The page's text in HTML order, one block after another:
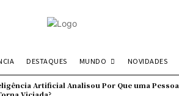
DESTAQUES MUNDO NOVIDADES
Artificial Analisou Por Que uma Pessoa